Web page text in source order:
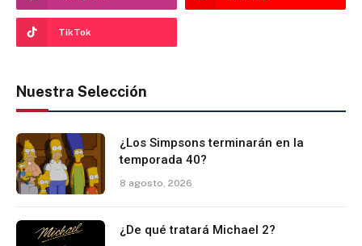
TikTok
Nuestra Selección
¿Los Simpsons terminarán en la
temporada 40?
8 agosto, 2026
¿De qué tratará Michael 2?